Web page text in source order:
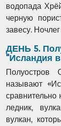
водопада
черную
завесу.
ДЕНЬ 5.
"Исландия
Полуостров
называют
ледник,
вулкан,